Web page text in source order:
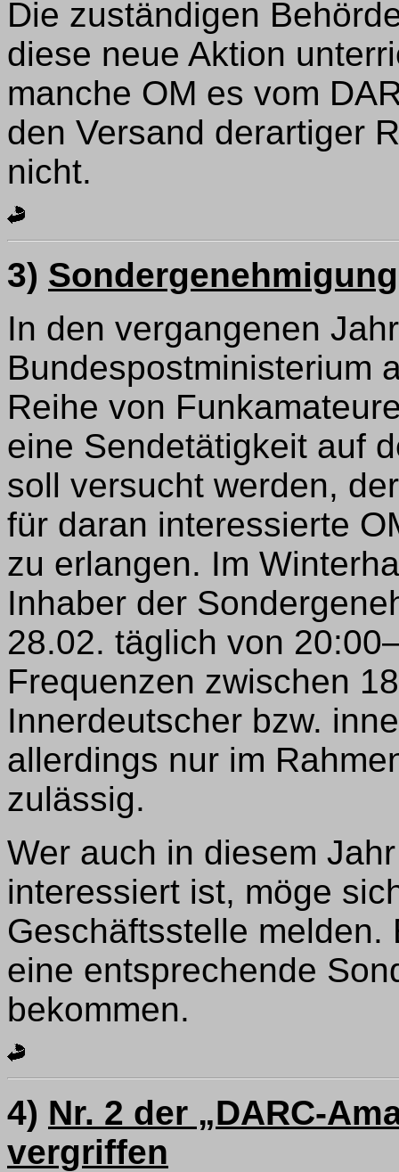
Die zuständigen
diese neue Aktion
manche OM es vom
den Versand derartiger
nicht.
3)
In den vergangenen
Bundespostministerium
Reihe von
eine Sendetätigkeit auf
soll versucht werden,
für daran interessierte
zu erlangen. Im
Inhaber der
28.02. täglich von
Frequenzen zwischen
Innerdeutscher bzw.
allerdings nur im
zulässig.
Wer auch in diesem
interessiert ist, möge
Geschäftsstelle
eine entsprechende
bekommen.
4) Nr. 2 der „DARC-
vergriffen